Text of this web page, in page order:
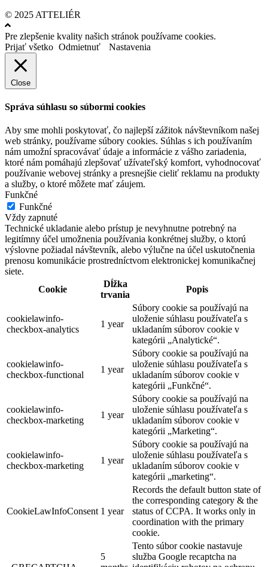
© 2025 ATTELIÉR
Pre zlepšenie kvality našich stránok používame cookies.
Prijať všetko Odmietnuť Nastavenia
Close
Správa súhlasu so súbormi cookies
Aby sme mohli poskytovať, čo najlepší zážitok návštevníkom našej
web stránky, používame súbory cookies. Súhlas s ich používaním
nám umožní spracovávať údaje a informácie z vášho zariadenia,
ktoré nám pomáhajú zlepšovať užívateľský komfort, vyhodnocovať
používanie webovej stránky a presnejšie cieliť reklamu na produkty
a služby, o ktoré môžete mať záujem.
Funkčné
Funkčné
Vždy zapnuté
Technické ukladanie alebo prístup je nevyhnutne potrebný na
legitímny účel umožnenia používania konkrétnej služby, o ktorú
výslovne požiadal návštevník, alebo výlučne na účel uskutočnenia
prenosu komunikácie prostredníctvom elektronickej komunikačnej
siete.
Cookie
Dĺžka
trvania
Popis
cookielawinfo-
checkbox-analytics
1 year
Súbory cookie sa používajú na
uloženie súhlasu používateľa s
ukladaním súborov cookie v
kategórii „Analytické“.
cookielawinfo-
checkbox-functional
1 year
Súbory cookie sa používajú na
uloženie súhlasu používateľa s
ukladaním súborov cookie v
kategórii „Funkčné“.
cookielawinfo-
checkbox-marketing
1 year
Súbory cookie sa používajú na
uloženie súhlasu používateľa s
ukladaním súborov cookie v
kategórii „Marketing“.
cookielawinfo-
checkbox-marketing
1 year
Súbory cookie sa používajú na
uloženie súhlasu používateľa s
ukladaním súborov cookie v
kategórii „marketing“.
CookieLawInfoConsent 1 year
Records the default button state of
the corresponding category & the
status of CCPA. It works only in
coordination with the primary
cookie.
5
Tento súbor cookie nastavuje
služba Google recaptcha na